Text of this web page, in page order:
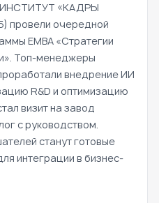
ИНСТИТУТ «КАДРЫ
провели очередной
EMBA «Стратегии
Топ-менеджеры
внедрение ИИ
R&D и оптимизацию
визит на завод
с руководством.
станут готовые
интеграции в бизнес-